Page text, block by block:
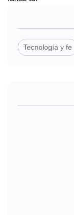
Tecnología y fe